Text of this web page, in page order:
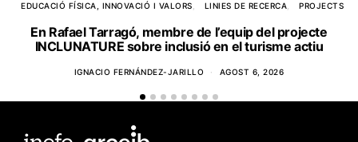
EDUCACIÓ FÍSICA, INNOVACIÓ I VALORS
LINIES DE RECERCA PROJECTS
En Rafael Tarragó, membre de l’equip del projecte
INCLUNATURE sobre inclusió en el turisme actiu
IGNACIO FERNÁNDEZ-JARILLO AGOST 6, 2026